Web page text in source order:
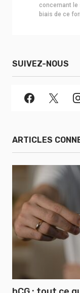
concernant le
biais de ce
SUIVEZ-NOUS
ARTICLES